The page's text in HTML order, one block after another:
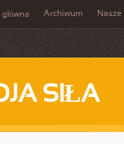
Archiwum Nasze
SIŁA